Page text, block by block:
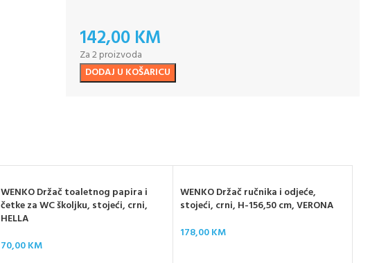
142,00KM
Za 2 proizvoda
DODAJ U KOŠARICU
WENKO Držač toaletnog papira i
četke za WC školjku, stojeći, crni,
HELLA
70,00KM
WENKO Držač ručnika i odjeće,
stojeći, crni, H-156,50 cm, VERONA
178,00KM